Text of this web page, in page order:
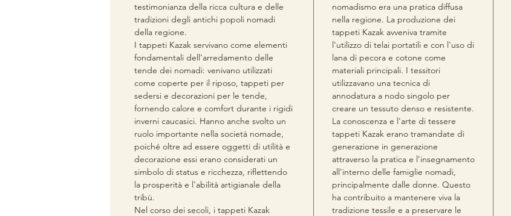
testimonianza della ricca cultura e delle
tradizioni degli antichi popoli nomadi
della regione.
I tappeti Kazak servivano come elementi
fondamentali dell'arredamento delle
tende dei nomadi: venivano utilizzati
come coperte per il riposo, tappeti per
sedersi e decorazioni per le tende,
fornendo calore e comfort durante i rigidi
inverni caucasici. Hanno anche svolto un
ruolo importante nella società nomade,
poiché oltre ad essere oggetti di utilità e
decorazione essi erano considerati un
simbolo di status e ricchezza, riflettendo
la prosperità e l'abilità artigianale della
tribù.
Nel corso dei secoli, i tappeti Kazak
nomadismo era una pratica diffusa
nella regione. La produzione dei
tappeti Kazak avveniva tramite
l'utilizzo di telai portatili e con l'uso di
lana di pecora e cotone come
materiali principali. I tessitori
utilizzavano una tecnica di
annodatura a nodo singolo per
creare un tessuto denso e resistente.
La conoscenza e l'arte di tessere
tappeti Kazak erano tramandate di
generazione in generazione
attraverso la pratica e l'insegnamento
all'interno delle famiglie nomadi,
principalmente dalle donne. Questo
ha contribuito a mantenere viva la
tradizione tessile e a preservare le